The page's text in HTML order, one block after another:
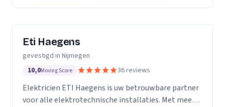
Eti Haegens
gevestigd in Nijmegen
10,0Moving Score 36 reviews
Elektricien ETI Haegens is uw betrouwbare partner
voor alle elektrotechnische installaties. Met meer